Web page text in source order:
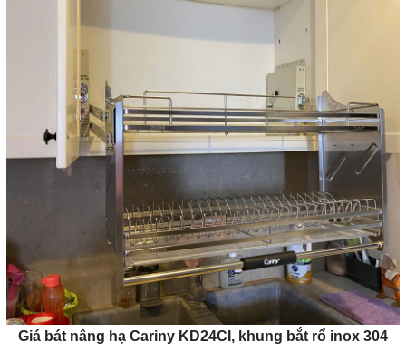
Giá bát nâng hạ Cariny KD24CI, khung bắt rổ inox 304